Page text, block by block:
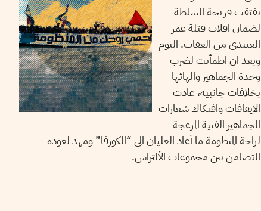
تفتقت قريحة السلطة
لضمان افلات قتلة عمر
العبيدي من العقاب. اليوم
وبعد ان اطمأنت لضرب
وحدة الجماهير والهائها
بخلافات جانبية، عادت
الايقافات وافتكاك شعارات
الجماهير الفنية المزعجة
لراحة المنظومة ما أعاد الغليان الى “الكورفا” ومهد لعودة
التضامن بين مجموعات الألتراس.